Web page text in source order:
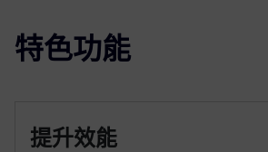
特色功能
提升效能